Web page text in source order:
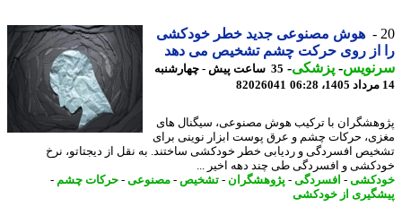
هوش مصنوعی جدید خطر خودکشی
از روی حرکت چشم تشخیص می دهد
-پزشکی-
35 ساعت پیش - چهارشنبه
82026041
با ترکیب هوش مصنوعی، سیگنال های
حرکات چشم و عرق پوست ابزار نوینی برای
افسردگی و ردیابی خطر خودکشی ساختند. به نقل از دیجتاتو، نرخ
و افسردگی طی چند دهه اخیر ...
-افسردگی -پژوهشگران- تشخیص-مصنوعی-حرکات چشم-
از خودکشی